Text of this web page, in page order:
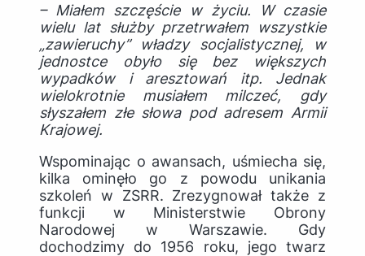
– Miałem szczęście w życiu. W czasie
wielu lat służby przetrwałem wszystkie
„zawieruchy” władzy socjalistycznej, w
jednostce obyło się bez większych
wypadków i aresztowań itp. Jednak
wielokrotnie musiałem milczeć, gdy
słyszałem złe słowa pod adresem Armii
Krajowej.
Wspominając o awansach, uśmiecha się,
kilka ominęło go z powodu unikania
szkoleń w ZSRR. Zrezygnował także z
funkcji w Ministerstwie Obrony
Narodowej w Warszawie. Gdy
dochodzimy do 1956 roku, jego twarz